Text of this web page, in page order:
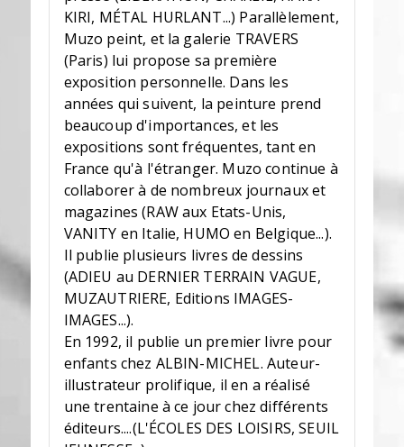
KIRI, MÉTAL HURLANT...) Parallèlement,
Muzo peint, et la galerie TRAVERS
(Paris) lui propose sa première
exposition personnelle. Dans les
années qui suivent, la peinture prend
beaucoup d'importances, et les
expositions sont fréquentes, tant en
France qu'à l'étranger. Muzo continue à
collaborer à de nombreux journaux et
magazines (RAW aux Etats-Unis,
VANITY en Italie, HUMO en Belgique...).
Il publie plusieurs livres de dessins
(ADIEU au DERNIER TERRAIN VAGUE,
MUZAUTRIERE, Editions IMAGES-
IMAGES...).
En 1992, il publie un premier livre pour
enfants chez ALBIN-MICHEL. Auteur-
illustrateur prolifique, il en a réalisé
une trentaine à ce jour chez différents
éditeurs....(L'ÉCOLES DES LOISIRS, SEUIL